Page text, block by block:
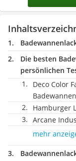
Die besten
persönlichen
Deco Color
Hamburger
Arcane
mehr